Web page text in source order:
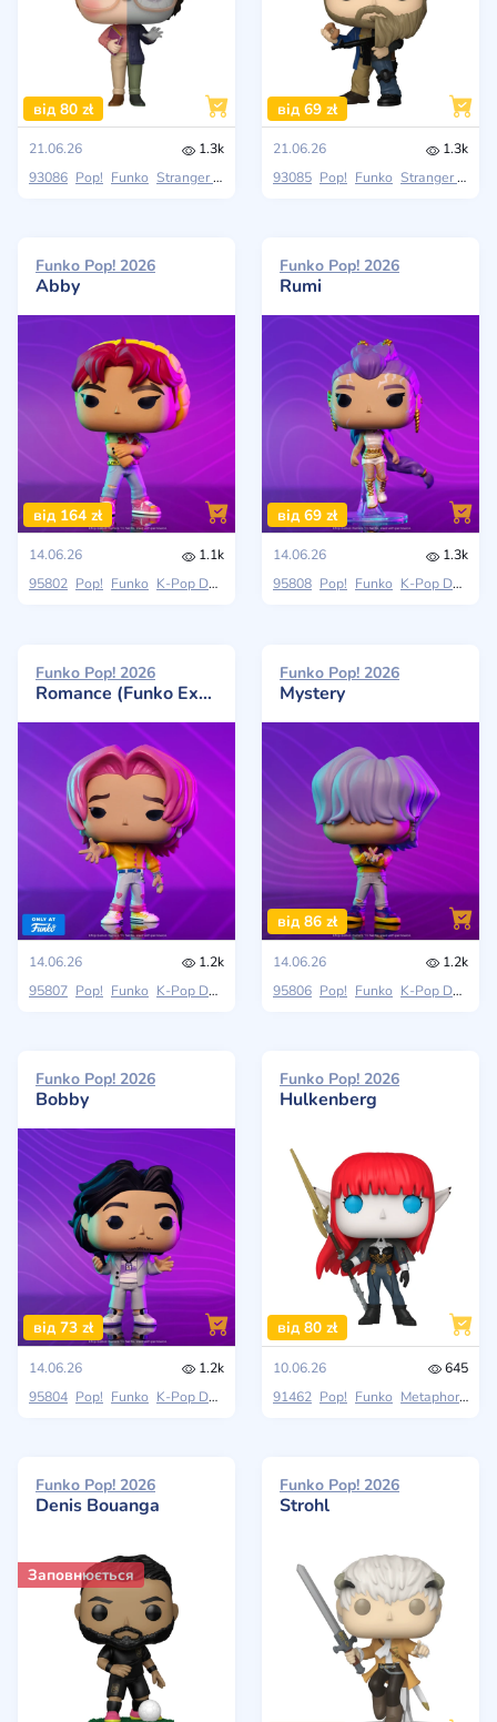
від 80 zł
21.06.26
1.3k
93086 Pop! Funko Stranger Things (Season 4)
від 69 zł
21.06.26
1.3k
93085 Pop! Funko Stranger Things (Season 4)
Funko Pop! 2026
Abby
від 164 zł
14.06.26
1.1k
95802 Pop! Funko K-Pop Demon Hunters
Funko Pop! 2026
Rumi
від 69 zł
14.06.26
1.3k
95808 Pop! Funko K-Pop Demon Hunters
Funko Pop! 2026
Romance (Funko Exclusive)
14.06.26
1.2k
95807 Pop! Funko K-Pop Demon Hunters
Funko Pop! 2026
Mystery
від 86 zł
14.06.26
1.2k
95806 Pop! Funko K-Pop Demon Hunters
Funko Pop! 2026
Bobby
від 73 zł
14.06.26
1.2k
95804 Pop! Funko K-Pop Demon Hunters
Funko Pop! 2026
Hulkenberg
від 80 zł
10.06.26
645
91462 Pop! Funko Metaphor: ReFantasio
Funko Pop! 2026
Denis Bouanga
Заповнюється
Funko Pop! 2026
Strohl